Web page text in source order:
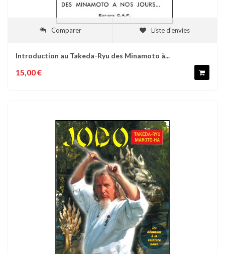
Comparer Liste d'envies
Introduction au Takeda-Ryu des Minamoto à...
15,00 €